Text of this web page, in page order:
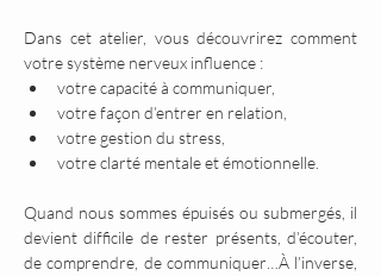
Dans cet atelier, vous découvrirez comment
votre système nerveux influence :
votre capacité à communiquer,
votre façon d’entrer en relation,
votre gestion du stress,
votre clarté mentale et émotionnelle.
Quand nous sommes épuisés ou submergés, il
devient difficile de rester présents, d’écouter,
de comprendre, de communiquer…À l’inverse,